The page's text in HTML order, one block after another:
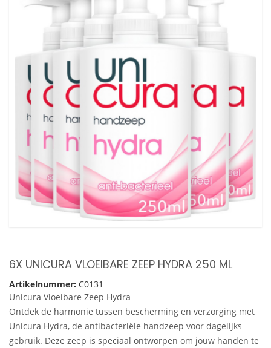
6X UNICURA VLOEIBARE ZEEP HYDRA 250 ML
Artikelnummer: C0131
Unicura Vloeibare Zeep Hydra
Ontdek de harmonie tussen bescherming en verzorging met
Unicura Hydra, de antibacteriële handzeep voor dagelijks
gebruik. Deze zeep is speciaal ontworpen om jouw handen te